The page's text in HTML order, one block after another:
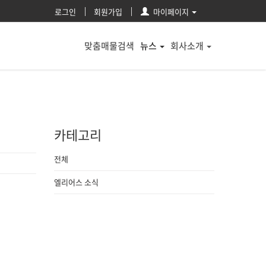
로그인 회원가입 마이페이지
맞춤매물검색 뉴스 회사소개
카테고리
전체
엘리어스 소식